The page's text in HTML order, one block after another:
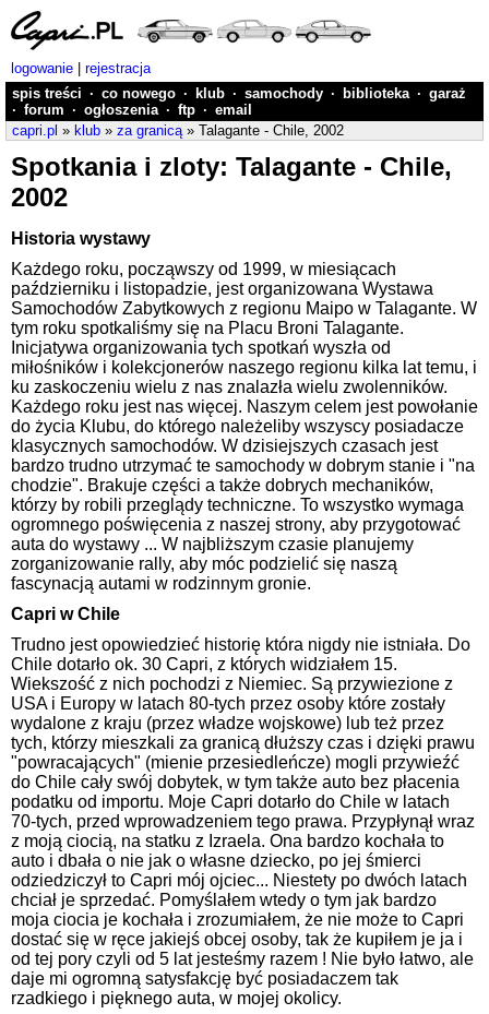
logowanie
rejestracja
spis treści · co nowego · klub · samochody · biblioteka · garaż
· forum · ogłoszenia · ftp · email
capri.pl » klub » za granicą» Talagante - Chile, 2002
Spotkania i zloty: Talagante - Chile,
2002
Historia wystawy
Każdego roku, począwszy od 1999, w miesiącach
październiku i listopadzie, jest organizowana Wystawa
Samochodów Zabytkowych z regionu Maipo w Talagante. W
tym roku spotkaliśmy się na Placu Broni Talagante.
Inicjatywa organizowania tych spotkań wyszła od
miłośników i kolekcjonerów naszego regionu kilka lat temu, i
ku zaskoczeniu wielu z nas znalazła wielu zwolenników.
Każdego roku jest nas więcej. Naszym celem jest powołanie
do życia Klubu, do którego należeliby wszyscy posiadacze
klasycznych samochodów. W dzisiejszych czasach jest
bardzo trudno utrzymać te samochody w dobrym stanie i "na
chodzie". Brakuje części a także dobrych mechaników,
którzy by robili przeglądy techniczne. To wszystko wymaga
ogromnego poświęcenia z naszej strony, aby przygotować
auta do wystawy ... W najbliższym czasie planujemy
zorganizowanie rally, aby móc podzielić się naszą
fascynacją autami w rodzinnym gronie.
Capri w Chile
Trudno jest opowiedzieć historię która nigdy nie istniała. Do
Chile dotarło ok. 30 Capri, z których widziałem 15.
Wiekszość z nich pochodzi z Niemiec. Są przywiezione z
USA i Europy w latach 80-tych przez osoby które zostały
wydalone z kraju (przez władze wojskowe) lub też przez
tych, którzy mieszkali za granicą dłuższy czas i dzięki prawu
"powracających" (mienie przesiedleńcze) mogli przywieźć
do Chile cały swój dobytek, w tym także auto bez płacenia
podatku od importu. Moje Capri dotarło do Chile w latach
70-tych, przed wprowadzeniem tego prawa. Przypłynął wraz
z moją ciocią, na statku z Izraela. Ona bardzo kochała to
auto i dbała o nie jak o własne dziecko, po jej śmierci
odziedziczył to Capri mój ojciec... Niestety po dwóch latach
chciał je sprzedać. Pomyślałem wtedy o tym jak bardzo
moja ciocia je kochała i zrozumiałem, że nie może to Capri
dostać się w ręce jakiejś obcej osoby, tak że kupiłem je ja i
od tej pory czyli od 5 lat jesteśmy razem ! Nie było łatwo, ale
daje mi ogromną satysfakcję być posiadaczem tak
rzadkiego i pięknego auta, w mojej okolicy.